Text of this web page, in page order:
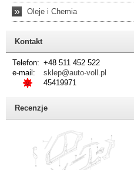
» Oleje i Chemia
Kontakt
Telefon: +48 511 452 522
e-mail:
sklep@auto-voll.pl
45419971
Recenzje